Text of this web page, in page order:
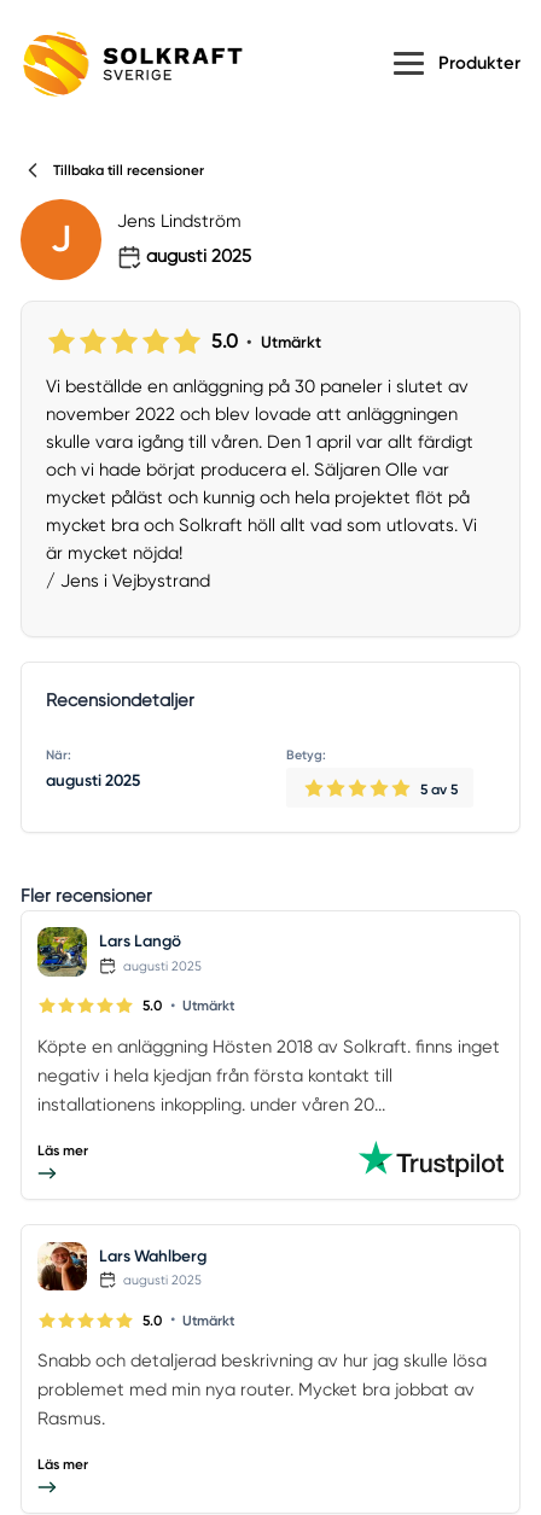
Produkter
Tillbaka till recensioner
J
Jens Lindström
augusti 2025
5.0 • Utmärkt
Vi beställde en anläggning på 30 paneler i slutet av
november 2022 och blev lovade att anläggningen
skulle vara igång till våren. Den 1 april var allt färdigt
och vi hade börjat producera el. Säljaren Olle var
mycket påläst och kunnig och hela projektet flöt på
mycket bra och Solkraft höll allt vad som utlovats. Vi
är mycket nöjda!
/ Jens i Vejbystrand
Recensiondetaljer
När:
augusti 2025
Betyg:
5 av 5
Fler recensioner
Lars Langö
augusti 2025
5.0 • Utmärkt
Köpte en anläggning Hösten 2018 av Solkraft. finns inget
negativ i hela kjedjan från första kontakt till
installationens inkoppling. under våren 20...
Läs mer
Lars Wahlberg
augusti 2025
5.0 • Utmärkt
Snabb och detaljerad beskrivning av hur jag skulle lösa
problemet med min nya router. Mycket bra jobbat av
Rasmus.
Läs mer